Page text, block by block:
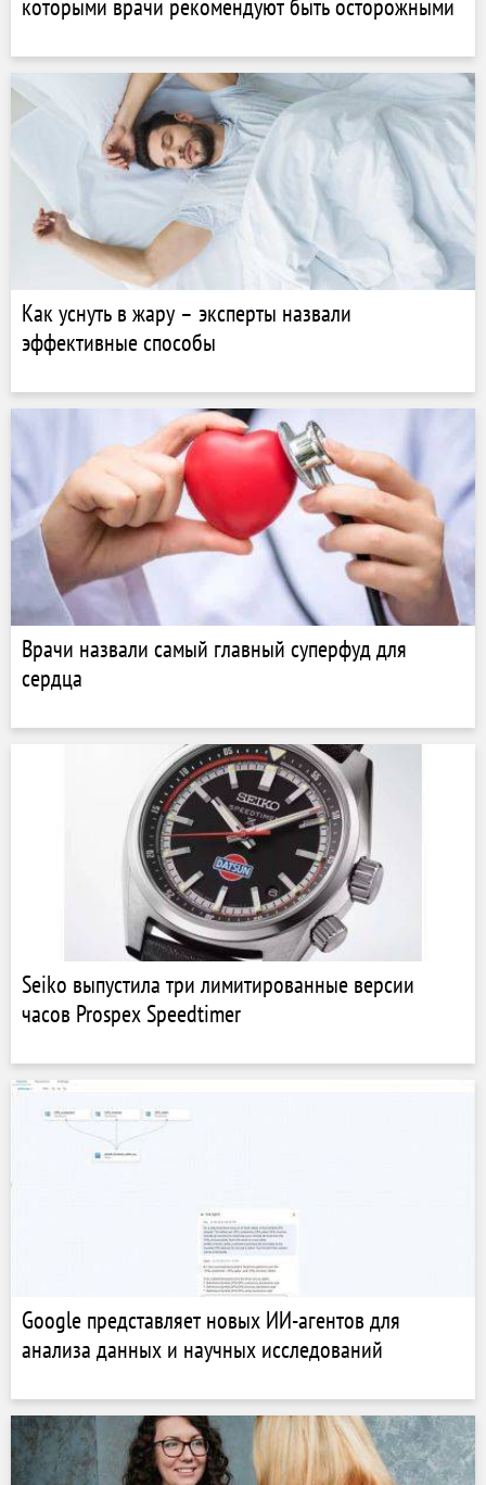
которыми врачи рекомендуют быть осторожными
Как уснуть в жару – эксперты назвали
эффективные способы
Врачи назвали самый главный суперфуд для
сердца
Seiko выпустила три лимитированные версии
часов Prospex Speedtimer
Google представляет новых ИИ-агентов для
анализа данных и научных исследований